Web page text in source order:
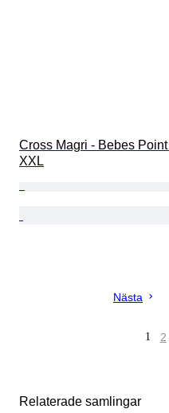
Cross Magri - Bebes Point
XXL
Nästa
1 2
Relaterade samlingar